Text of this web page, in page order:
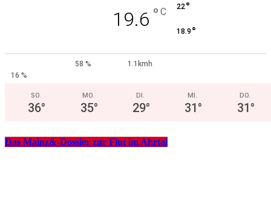
19.6 ° C 22°
18.9 °
58 %
1.1kmh
16 %
SO.
36°
MO.
35°
DI.
29°
MI.
31°
DO.
31°
Das Mainz&-Dossier zur Flut im Ahrtal